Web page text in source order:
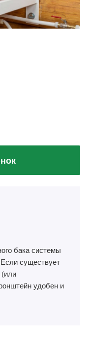
бака системы
существует
удобен и